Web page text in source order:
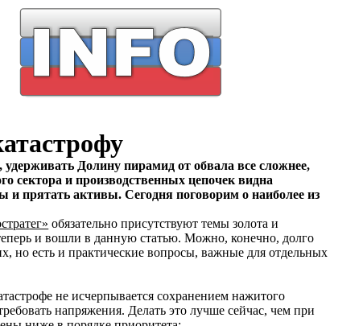
Долину пирамид от обвала все сложнее,
сектора и производственных цепочек видна
прятать активы. Сегодня поговорим о наиболее из
обязательно присутствуют темы золота и
и вошли в данную статью. Можно, конечно, долго
но есть и практические вопросы, важные для отдельных
не исчерпывается сохранением нажитого
напряжения. Делать это лучше сейчас, чем при